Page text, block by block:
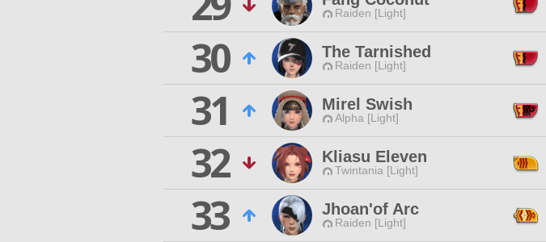
Raiden [Light]
30
The Tarnished
Raiden [Light]
31
Mirel Swish
Alpha [Light]
32
Kliasu Eleven
Twintania [Light]
33
Jhoan'of Arc
Raiden [Light]